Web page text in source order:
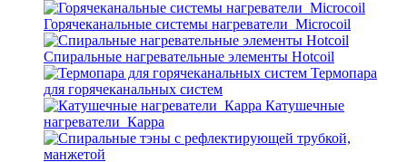
Горячеканальные системы нагреватели_Microcoil
Спиральные нагревательные элементы Hotcoil
Термопара
для горячеканальных систем
Катушечные
нагреватели_Карра